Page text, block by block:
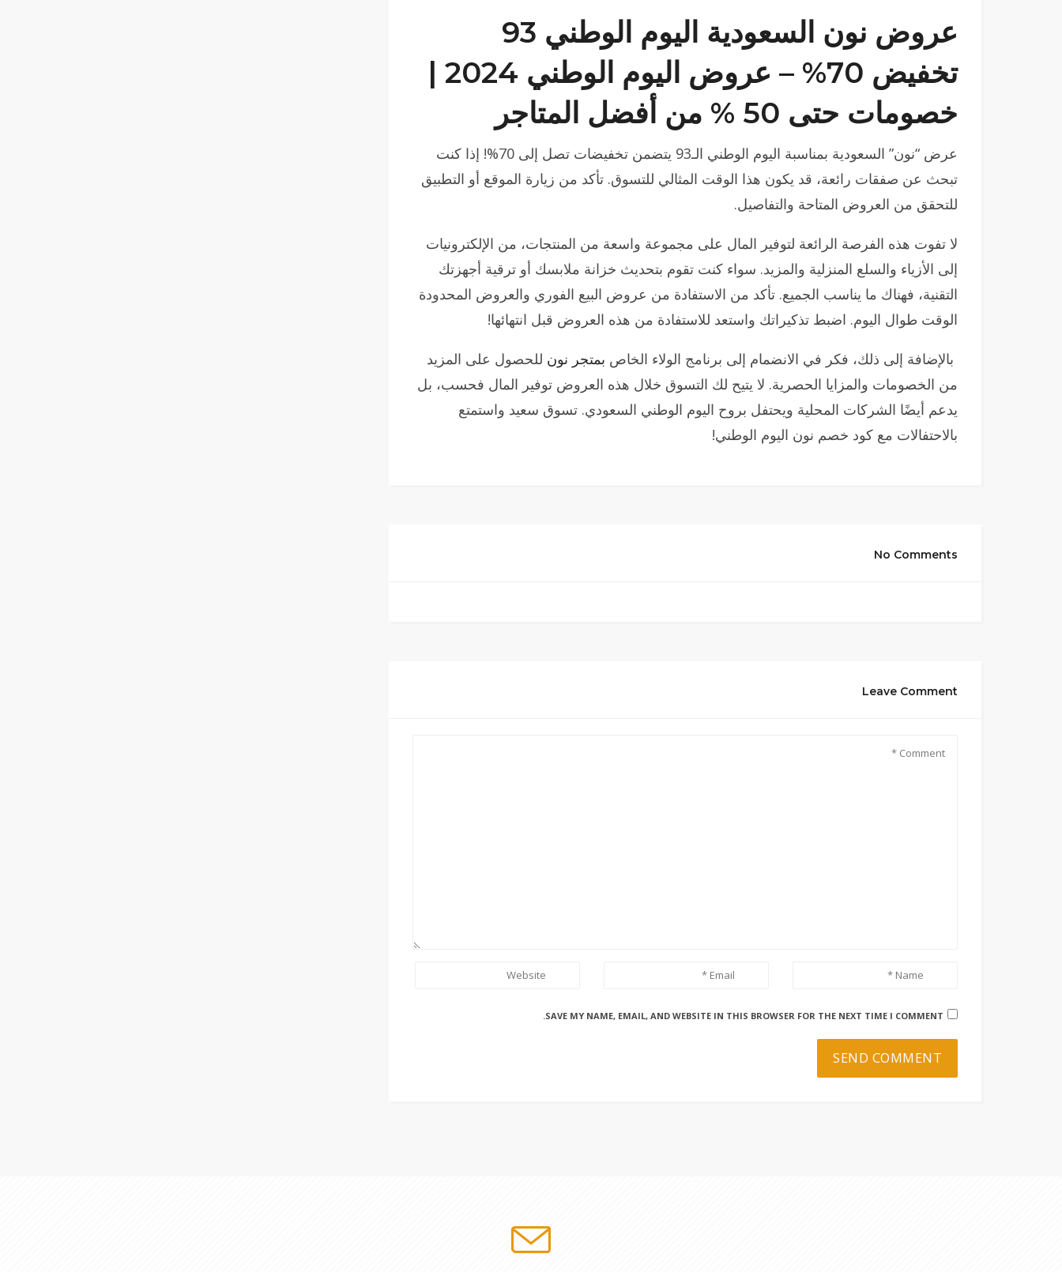
عروض نون السعودية اليوم الوطني 93
تخفيض 70% – عروض اليوم الوطني 2024 |
خصومات حتى 50 % من أفضل المتاجر
عرض “نون” السعودية بمناسبة اليوم الوطني الـ93 يتضمن تخفيضات تصل إلى 70%! إذا كنت
تبحث عن صفقات رائعة، قد يكون هذا الوقت المثالي للتسوق. تأكد من زيارة الموقع أو التطبيق
للتحقق من العروض المتاحة والتفاصيل.
لا تفوت هذه الفرصة الرائعة لتوفير المال على مجموعة واسعة من المنتجات، من الإلكترونيات
إلى الأزياء والسلع المنزلية والمزيد. سواء كنت تقوم بتحديث خزانة ملابسك أو ترقية أجهزتك
التقنية، فهناك ما يناسب الجميع. تأكد من الاستفادة من عروض البيع الفوري والعروض المحدودة
الوقت طوال اليوم. اضبط تذكيراتك واستعد للاستفادة من هذه العروض قبل انتهائها!
بالإضافة إلى ذلك، فكر في الانضمام إلى برنامج الولاء الخاص بمتجر نون للحصول على المزيد
من الخصومات والمزايا الحصرية. لا يتيح لك التسوق خلال هذه العروض توفير المال فحسب، بل
يدعم أيضًا الشركات المحلية ويحتفل بروح اليوم الوطني السعودي. تسوق سعيد واستمتع
بالاحتفالات مع كود خصم نون اليوم الوطني!
No Comments
Leave Comment
SAVE MY NAME, EMAIL, AND WEBSITE IN THIS BROWSER FOR THE NEXT TIME I COMMENT.